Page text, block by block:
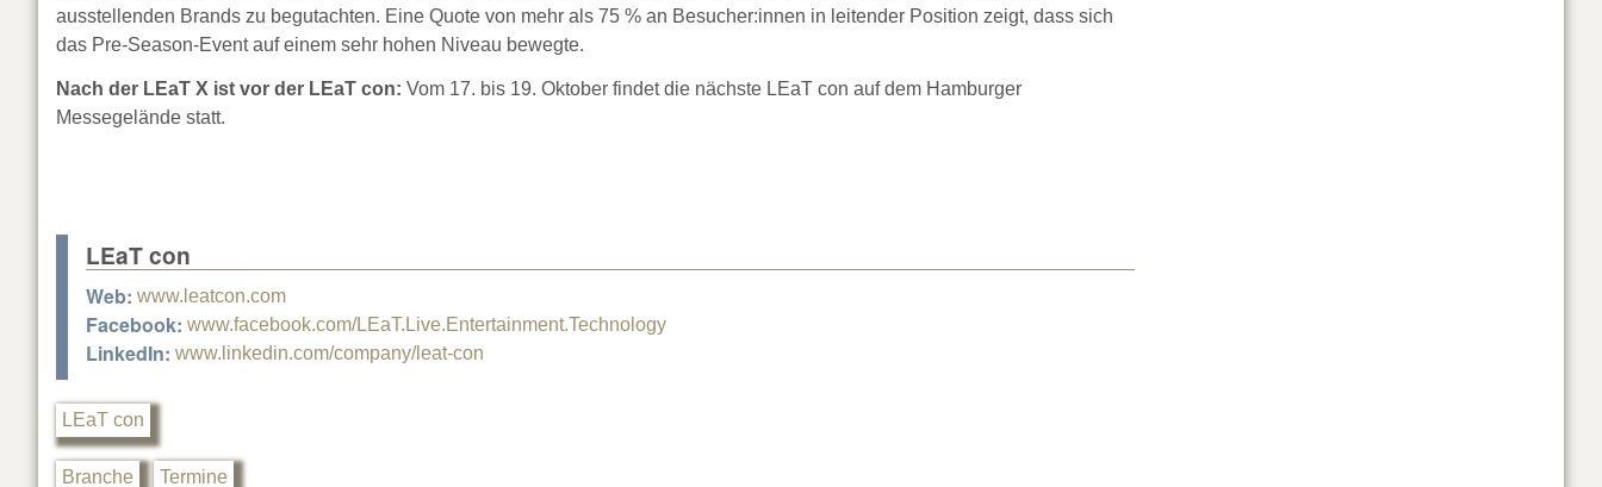
ausstellenden Brands zu begutachten. Eine Quote von mehr als 75 % an Besucher:innen in leitender Position zeigt, dass sich
das Pre-Season-Event auf einem sehr hohen Niveau bewegte.
Nach der LEaT X ist vor der LEaT con: Vom 17. bis 19. Oktober findet die nächste LEaT con auf dem Hamburger
Messegelände statt.
LEaT con
Web: www.leatcon.com
Facebook: www.facebook.com/LEaT.Live.Entertainment.Technology
LinkedIn: www.linkedin.com/company/leat-con
LEaT con
Branche Termine